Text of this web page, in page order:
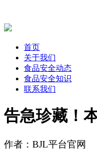
首页
关于我们
食品安全动态
食品安全知识
联系我们
告急珍藏！
作者：BJL平台官网